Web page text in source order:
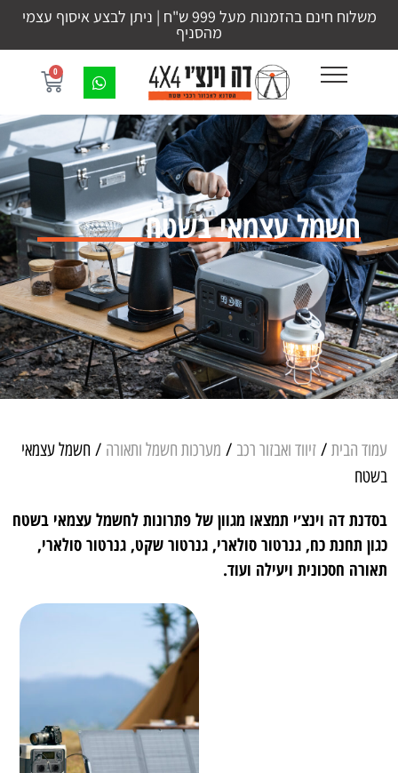
משלוח חינם בהזמנות מעל 999 ש"ח | ניתן לבצע איסוף עצמי
מהסניף
0
חשמל עצמאי בשטח
עמוד הבית / זיווד ואבזור רכב / מערכות חשמל ותאורה / חשמל עצמאי
בשטח
בסדנת דה וינצ׳י תמצאו מגוון של פתרונות לחשמל עצמאי בשטח
כגון תחנת כח, גנרטור סולארי, גנרטור שקט, גנרטור סולארי,
תאורה חסכונית ויעילה ועוד.